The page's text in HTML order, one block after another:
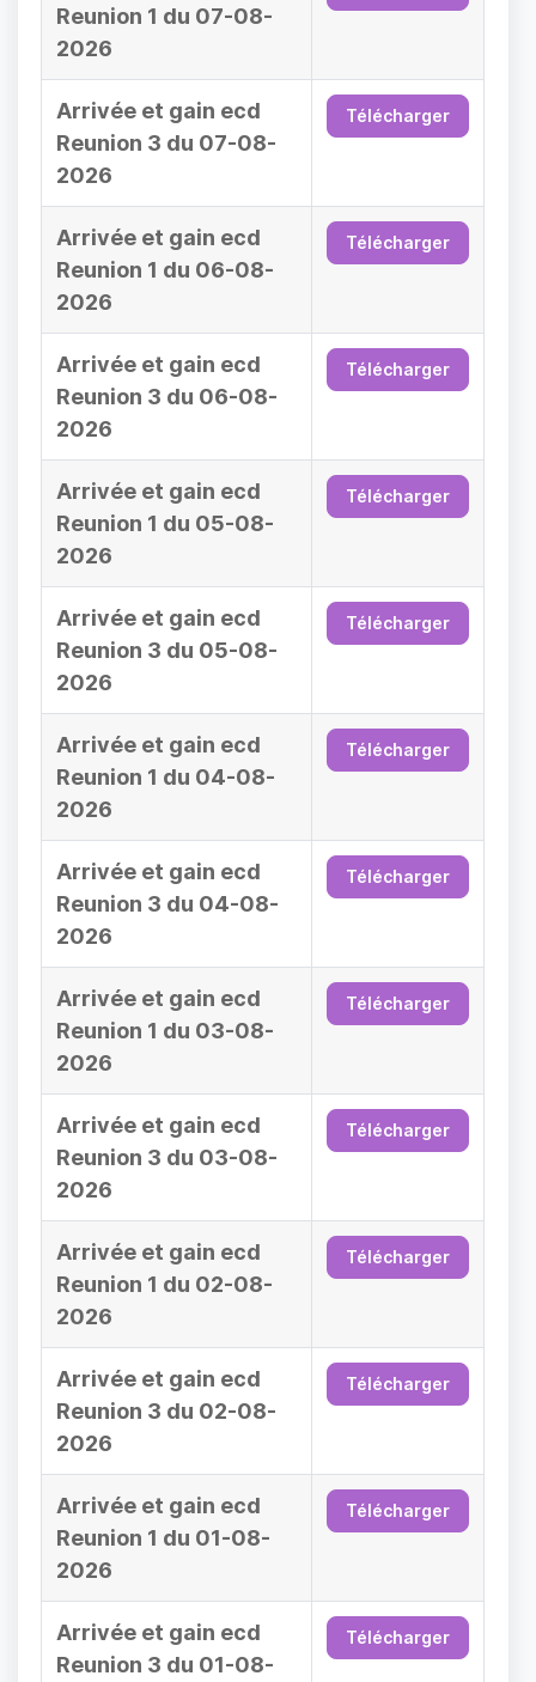
Reunion 1 du 07-08-
2026
Arrivée et gain ecd
Reunion 3 du 07-08-
2026
Télécharger
Arrivée et gain ecd
Reunion 1 du 06-08-
2026
Télécharger
Arrivée et gain ecd
Reunion 3 du 06-08-
2026
Télécharger
Arrivée et gain ecd
Reunion 1 du 05-08-
2026
Télécharger
Arrivée et gain ecd
Reunion 3 du 05-08-
2026
Télécharger
Arrivée et gain ecd
Reunion 1 du 04-08-
2026
Télécharger
Arrivée et gain ecd
Reunion 3 du 04-08-
2026
Télécharger
Arrivée et gain ecd
Reunion 1 du 03-08-
2026
Télécharger
Arrivée et gain ecd
Reunion 3 du 03-08-
2026
Télécharger
Arrivée et gain ecd
Reunion 1 du 02-08-
2026
Télécharger
Arrivée et gain ecd
Reunion 3 du 02-08-
2026
Télécharger
Arrivée et gain ecd
Reunion 1 du 01-08-
2026
Télécharger
Arrivée et gain ecd
Reunion 3 du 01-08-
Télécharger